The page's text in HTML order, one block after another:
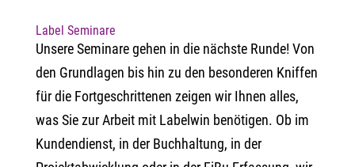
Label Seminare
Unsere Seminare gehen in die nächste Runde! Von
den Grundlagen bis hin zu den besonderen Kniffen
für die Fortgeschrittenen zeigen wir Ihnen alles,
was Sie zur Arbeit mit Labelwin benötigen. Ob im
Kundendienst, in der Buchhaltung, in der